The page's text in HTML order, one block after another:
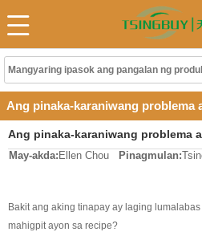
Ang pinaka-karaniwang problema
paggawa ng tinapay
May-akda: Ellen Chou Pinagmulan:
Bakit ang aking tinapay ay laging
mahigpit ayon sa recipe?